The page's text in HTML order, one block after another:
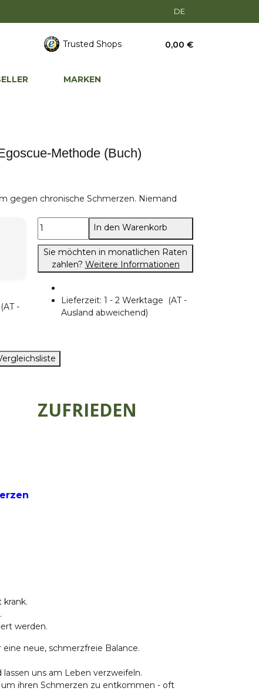
DE
Trusted Shops 0,00 €
MARKEN
Methode (Buch)
gegen chronische Schmerzen. Niemand
(AT -
In den Warenkorb
Sie möchten in monatlichen Raten
zahlen? Weitere Informationen
Lieferzeit: 1 - 2 Werktage
(AT -
Ausland abweichend)
ZUFRIEDEN
werden.
neue, schmerzfreie Balance.
uns am Leben verzweifeln.
ihren Schmerzen zu entkommen - oft